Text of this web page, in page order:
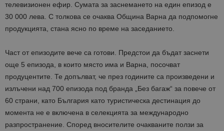
телевизионен ефир. Сумата за заснемането на един епизод е
30 000 лева. С толкова се очаква Община Варна да подпомогне
продукцията, стана ясно по време на заседанието.
Част от епизодите вече са готови. Предстои да бъдат заснети
още 5 епизода, в които място има и Варна, посочват
продуцентите. Те допълват, че през годините са произведени и
излъчени над 700 епизода под бранда „Без багаж“ за повече от
60 страни, като България като туристическа дестинация до
момента не е включена в селекцията за международно
разпространение. Според вносителите очакваните ползи за